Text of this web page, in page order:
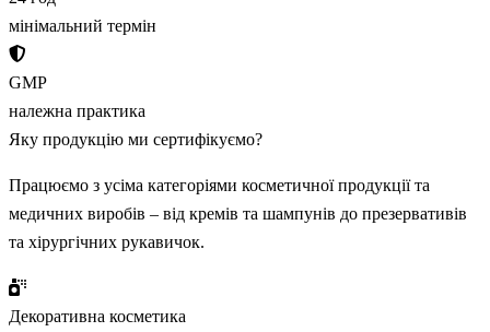
мінімальний термін
GMP
належна практика
Яку продукцію ми сертифікуємо?
Працюємо з усіма категоріями косметичної продукції та
медичних виробів – від кремів та шампунів до презервативів
та хірургічних рукавичок.
Декоративна косметика